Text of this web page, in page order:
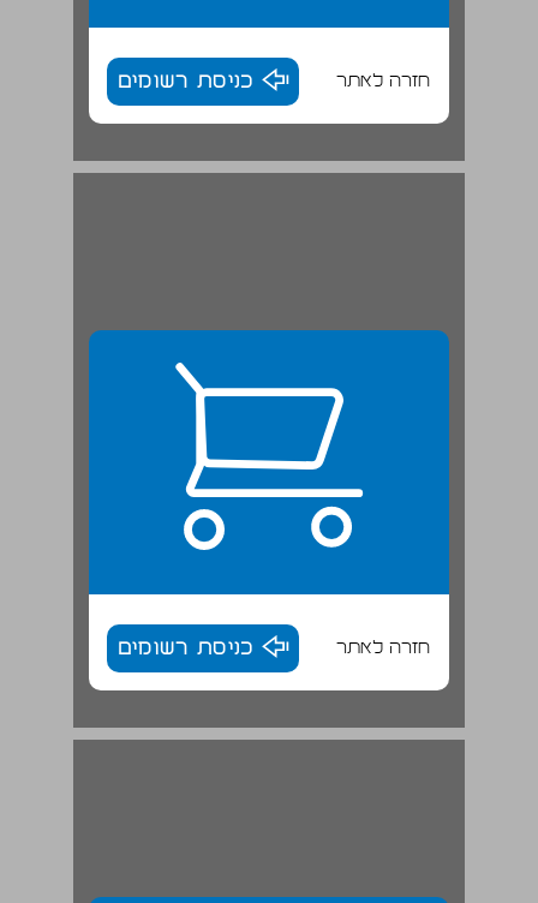
חזרה לאתר כניסת רשומים
חזרה לאתר כניסת רשומים
2. העיר המרכזית ושכונותיה ... 29